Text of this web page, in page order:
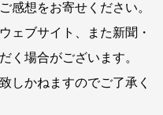
感想をお寄せください。
ェブサイト、また新聞・
く場合がございます。
しかねますのでご了承く